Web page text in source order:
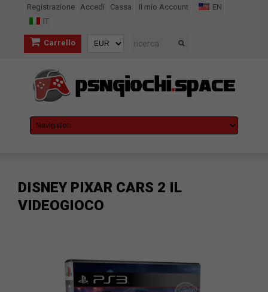
Registrazione Accedi Cassa Il mio Account
EN
IT
Carrello
DISNEY PIXAR CARS 2 IL
VIDEOGIOCO